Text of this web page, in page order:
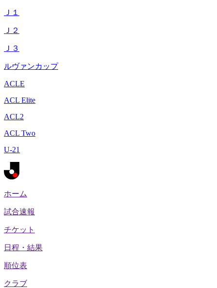
Ｊ１
Ｊ２
Ｊ３
ルヴァンカップ
ACLE
ACL Elite
ACL2
ACL Two
U-21
ホーム
試合速報
チケット
日程・結果
順位表
クラブ